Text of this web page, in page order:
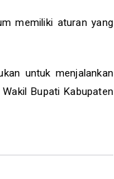
memiliki aturan yang
untuk menjalankan
Bupati Kabupaten